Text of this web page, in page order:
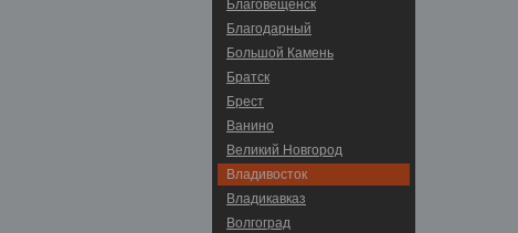
Благовещенск
Благодарный
Большой Камень
Братск
Брест
Ванино
Великий Новгород
Владивосток
Владикавказ
Волгоград